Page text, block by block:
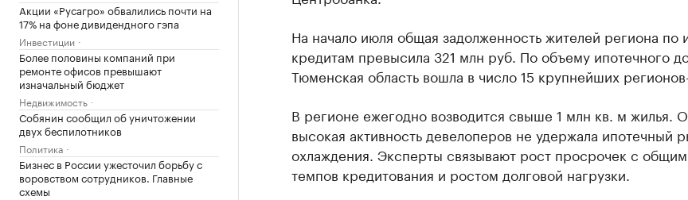
Акции «Русагро» обвалились почти на
17% на фоне дивидендного гэпа
Инвестиции
Более половины компаний при
ремонте офисов превышают
изначальный бюджет
Недвижимость
Собянин сообщил об уничтожении
двух беспилотников
Политика
Бизнес в России ужесточил борьбу с
воровством сотрудников. Главные
схемы
На начало июля общая задолженность жителей региона по
кредитам превысила 321 млн руб. По объему ипотечного
Тюменская область вошла в число 15 крупнейших
В регионе ежегодно возводится свыше 1 млн кв. м жилья.
высокая активность девелоперов не удержала ипотечный
охлаждения. Эксперты связывают рост просрочек с
темпов кредитования и ростом долговой нагрузки.